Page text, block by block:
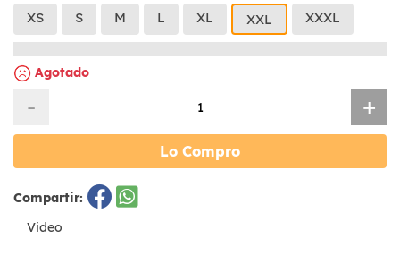
XS S M L XL XXL XXXL
Agotado
+
-
Lo Compro
Compartir:
Video